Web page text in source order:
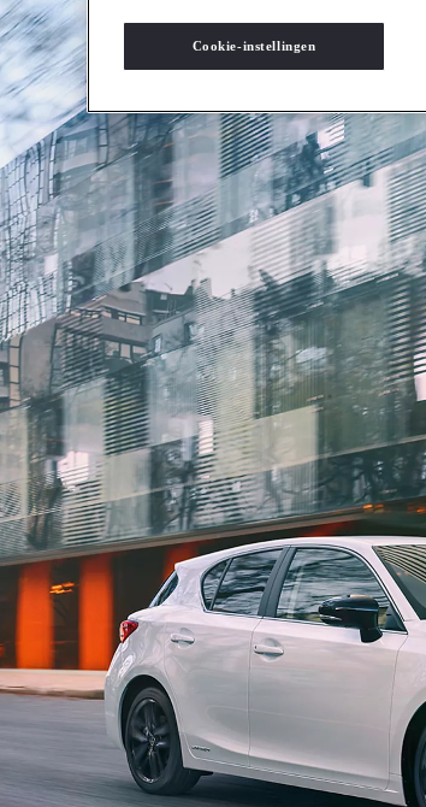
Cookie-instellingen